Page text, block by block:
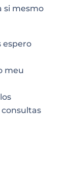
si mesmo
espero
meu